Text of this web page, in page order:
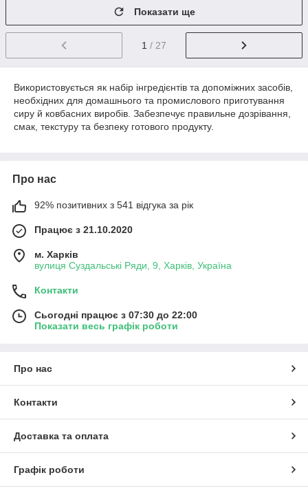
Показати ще
1 / 27
Використовується як набір інгредієнтів та допоміжних засобів,
необхідних для домашнього та промислового приготування
сиру й ковбасних виробів. Забезпечує правильне дозрівання,
смак, текстуру та безпеку готового продукту.
Про нас
92% позитивних з 541 відгука за рік
Працює з 21.10.2020
м. Харків
вулиця Суздальські Ряди, 9, Харків, Україна
Контакти
Сьогодні працює з 07:30 до 22:00
Показати весь графік роботи
Про нас
Контакти
Доставка та оплата
Графік роботи